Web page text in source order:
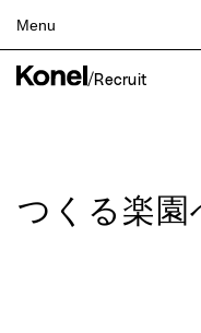
Menu
Top
About
/ Recruit
つくる楽園